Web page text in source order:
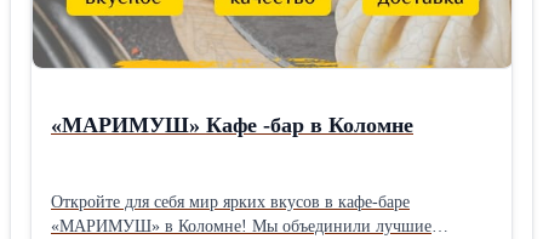
«МАРИМУШ» Кафе -бар в Коломне
Откройте для себя мир ярких вкусов в кафе-баре
«МАРИМУШ» в Коломне! Мы объединили лучшие